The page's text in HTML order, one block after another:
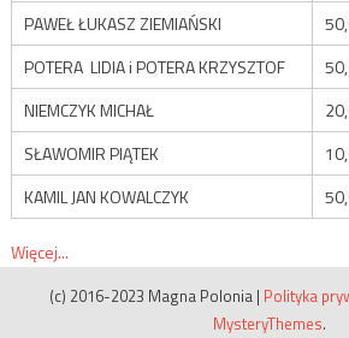
PAWEŁ ŁUKASZ ZIEMIAŃSKI
POTERA LIDIA i POTERA KRZYSZTOF
NIEMCZYK MICHAŁ
SŁAWOMIR PIĄTEK
KAMIL JAN KOWALCZYK
Więcej...
(c) 2016-2023 Magna Polonia | Polityka
MysteryThemes.